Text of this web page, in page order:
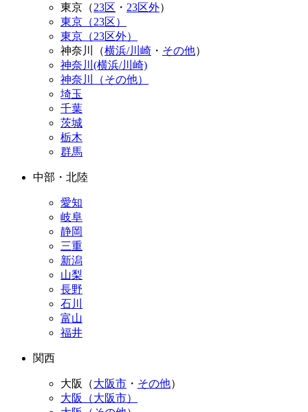
東京（23区 ・ 23区外）
東京（23区）
東京（23区外）
神奈川（横浜/川崎 ・ その他）
神奈川(横浜/川崎)
神奈川（その他）
埼玉
千葉
茨城
栃木
群馬
中部・北陸
愛知
岐阜
静岡
三重
新潟
山梨
長野
石川
富山
福井
関西
大阪（大阪市 ・ その他）
大阪（大阪市）